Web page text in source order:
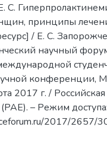
С.
принципы
/ Е. С.
научный
конференции,
2017 г. /
(РАЕ). – Режим доступа:
2017/2657/